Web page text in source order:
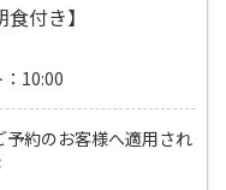
付き】
10:00
でにご予約のお客様へ適用され